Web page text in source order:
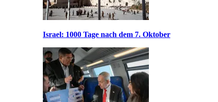
Israel: 1000 Tage nach dem 7. Oktober